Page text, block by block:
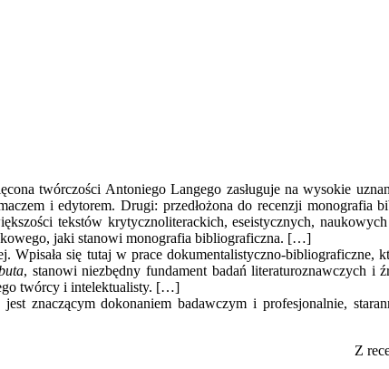
twórczości Antoniego Langego zasługuje na wysokie
i edytorem. Drugi: przedłożona do recenzji monografia
tekstów krytycznoliterackich, eseistycznych,
jaki stanowi monografia bibliograficzna. […]
Wpisała się tutaj w prace dokumentalistyczno-
, stanowi niezbędny fundament badań literaturoznawczych i
twórcy i intelektualisty. […]
znaczącym dokonaniem badawczym i profesjonalnie,
Z